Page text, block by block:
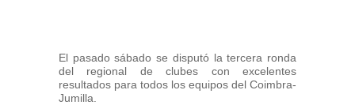
El pasado sábado se disputó la tercera ronda
del regional de clubes con excelentes
resultados para todos los equipos del Coimbra-
Jumilla.